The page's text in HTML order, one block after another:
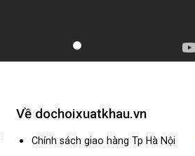
Về dochoixuatkhau.vn
Chính sách giao hàng Tp Hà Nội